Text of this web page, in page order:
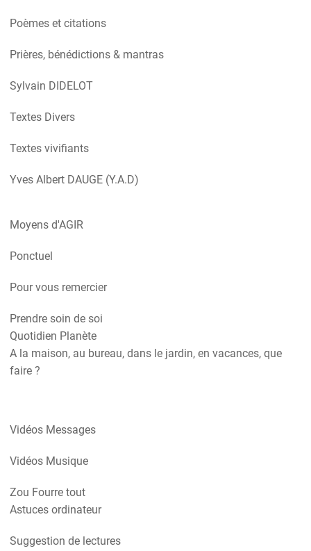
Poèmes et citations
Prières, bénédictions & mantras
Sylvain DIDELOT
Textes Divers
Textes vivifiants
Yves Albert DAUGE (Y.A.D)
Moyens d'AGIR
Ponctuel
Pour vous remercier
Prendre soin de soi
Quotidien Planète
A la maison, au bureau, dans le jardin, en vacances, que
faire ?
Vidéos Messages
Vidéos Musique
Zou Fourre tout
Astuces ordinateur
Suggestion de lectures